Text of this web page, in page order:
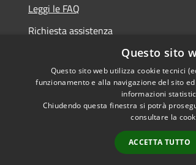
Leggi le FAQ
Richiesta assistenza
Questo sito
Questo sito web utilizza cookie tecnici
funzionamento e alla navigazione del sito
informazioni
Chiudendo questa finestra si potrà
consultare la
ACCETTA TUTTO